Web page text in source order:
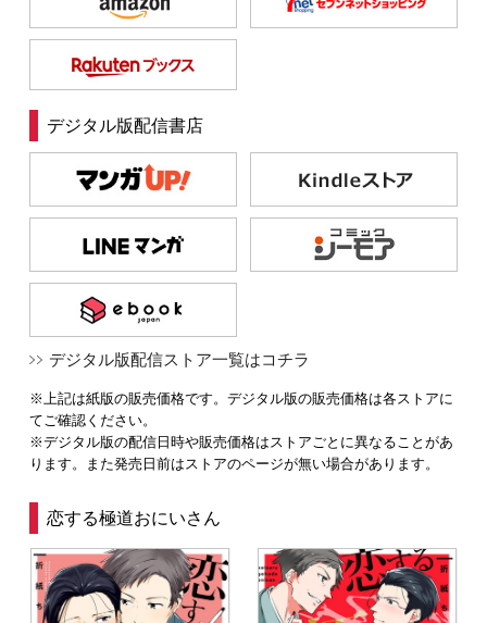
デジタル版配信書店
デジタル版配信ストア一覧はコチラ
※上記は紙版の販売価格です。デジタル版の販売価格は各ストアに
てご確認ください。
※デジタル版の配信日時や販売価格はストアごとに異なることがあ
ります。また発売日前はストアのページが無い場合があります。
恋する極道おにいさん